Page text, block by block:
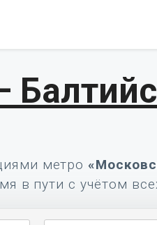
метро
в пути с учётом